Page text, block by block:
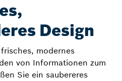
Design
modernes
von Informationen zum
Sie ein saubereres